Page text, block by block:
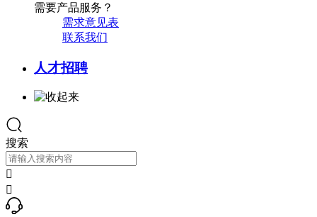
需要产品服务？
需求意见表
联系我们
人才招聘
搜索

